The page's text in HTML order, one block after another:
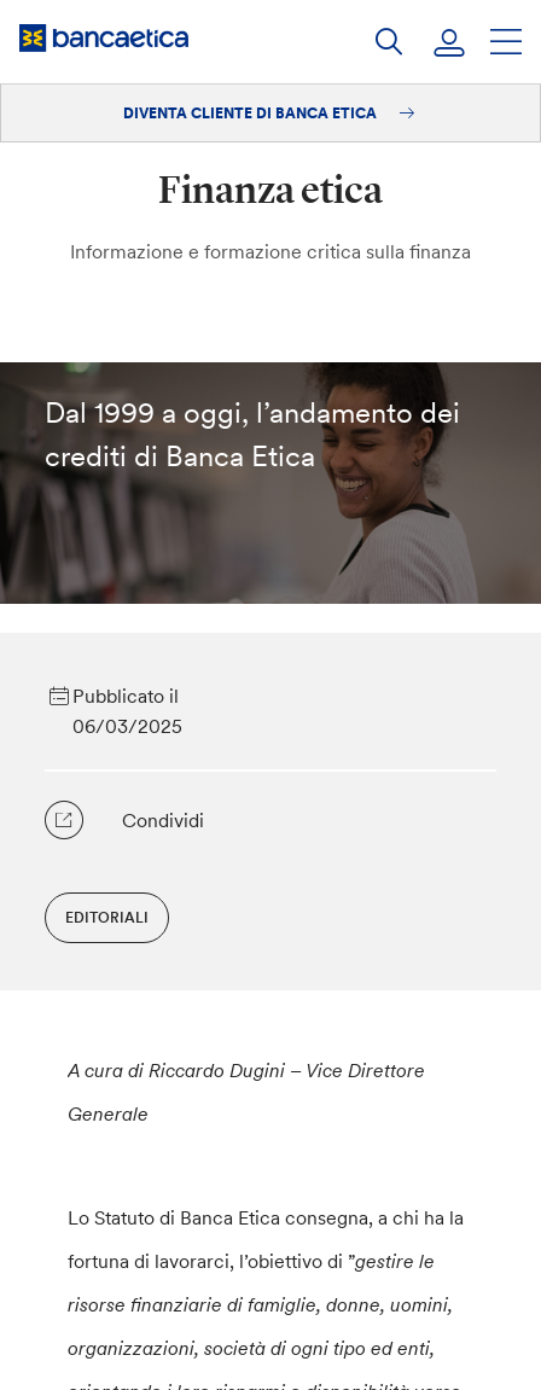
DIVENTA CLIENTE DI BANCA ETICA
Finanza etica
Informazione e formazione critica sulla finanza
Dal 1999 a oggi, l’andamento dei
crediti di Banca Etica
Pubblicato il
06/03/2025
Condividi
EDITORIALI
A cura di Riccardo Dugini – Vice Direttore
Generale
Lo Statuto di Banca Etica consegna, a chi ha la
fortuna di lavorarci, l’obiettivo di ”gestire le
risorse finanziarie di famiglie, donne, uomini,
organizzazioni, società di ogni tipo ed enti,